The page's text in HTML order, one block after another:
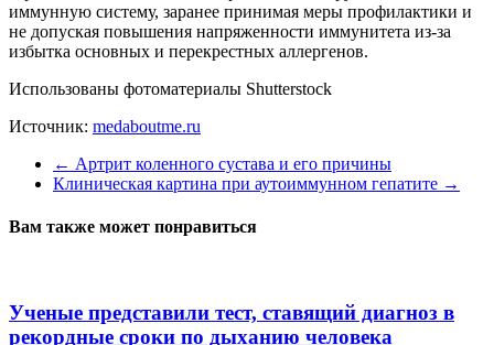
иммунную систему, заранее принимая меры профилактики и
не допуская повышения напряженности иммунитета из-за
избытка основных и перекрестных аллергенов.
Использованы фотоматериалы Shutterstock
Источник: medaboutme.ru
← Артрит коленного сустава и его причины
Клиническая картина при аутоиммунном гепатите →
Вам также может понравиться
Ученые представили тест, ставящий диагноз в
рекордные сроки по дыханию человека